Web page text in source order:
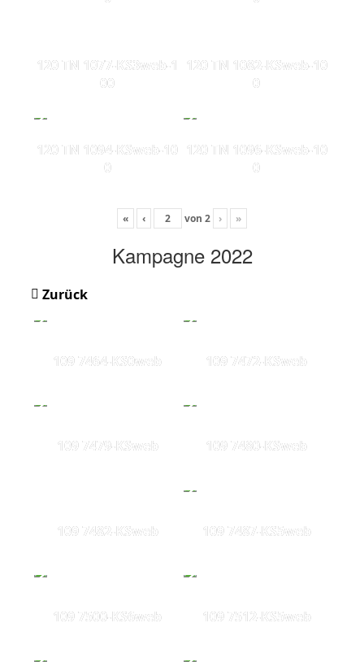
120 TN 1077-KS3web-1
00
120 TN 1082-KSweb-10
0
120 TN 1094-KSweb-10
0
120 TN 1096-KSweb-10
0
« ‹ von 2 › »
Kampagne 2022
Zurück
109 7464-KS0web 109 7472-KSweb
109 7479-KSweb 109 7480-KSweb
109 7482-KSweb 109 7487-KS5web
109 7500-KS6web 109 7512-KS5web